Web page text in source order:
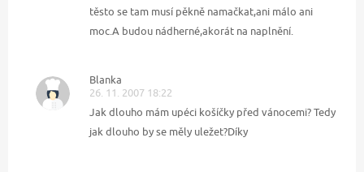
těsto se tam musí pěkně namačkat,ani málo ani
moc.A budou nádherné,akorát na naplnění.
Blanka
26. 11. 2007 18:22
Jak dlouho mám upéci košíčky před vánocemi? Tedy
jak dlouho by se měly uležet?Díky